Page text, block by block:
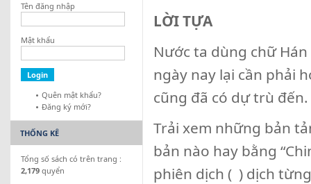
LỜI TỰA
Nước ta dùng chữ
ngày nay lại cần phải
cũng đã có dự trù đến.
Trải xem những bản
bản nào hay bằng
phiên dịch ( ) dịch
Tên đăng nhập
Mật khẩu
Quên mật khẩu?
Đăng ký mới?
THỐNG KÊ
Tổng số sách có trên trang :
2,179 quyển